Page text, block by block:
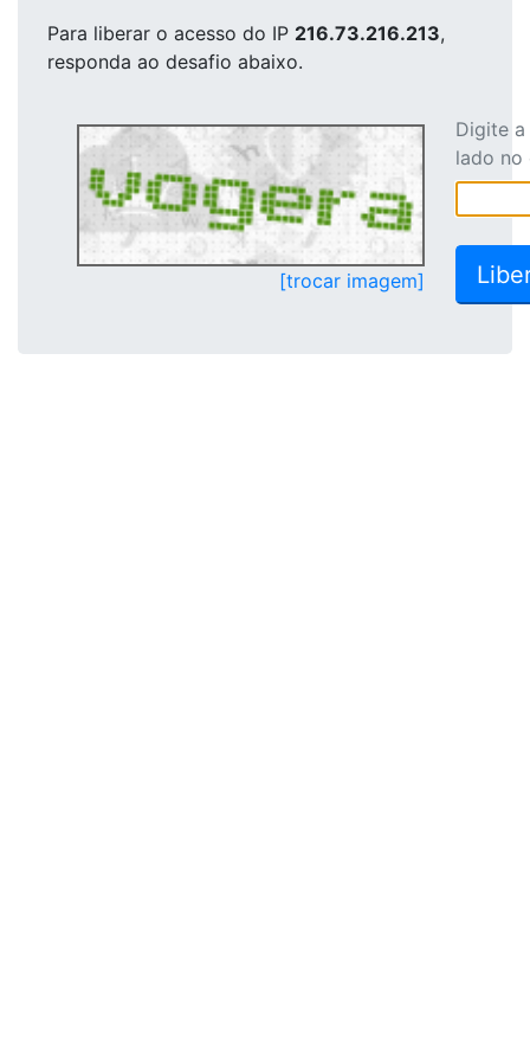
Para liberar o acesso do IP 216.73.216.213,
responda ao desafio abaixo.
[trocar imagem]
Digite
lado no